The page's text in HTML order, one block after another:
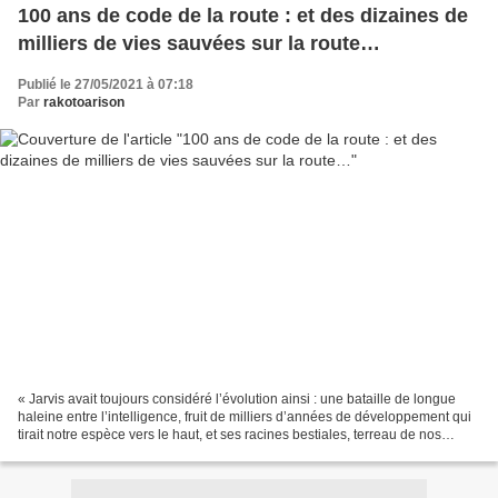
100 ans de code de la route : et des dizaines de
milliers de vies sauvées sur la route…
Publié le 27/05/2021 à 07:18
Par rakotoarison
« Jarvis avait toujours considéré l’évolution ainsi : une bataille de longue
haleine entre l’intelligence, fruit de milliers d’années de développement qui
tirait notre espèce vers le haut, et ses racines bestiales, terreau de nos